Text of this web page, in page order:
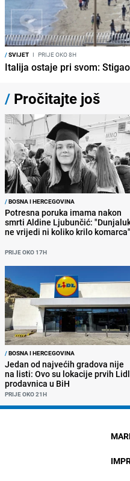
/SVIJET I PRIJE OKO 8H
Italija ostaje pri svom:
/ Pročitajte još
/BOSNA I HERCEGOVINA
Potresna poruka imama nakon
smrti Aldine Ljubunčić:
ne vrijedi ni koliko krilo komarca"
PRIJE OKO 17H
/BOSNA I HERCEGOVINA
Jedan od najvećih gradova nije
na listi: Ovo su lokacije prvih Lidl
prodavnica u BiH
PRIJE OKO 21H